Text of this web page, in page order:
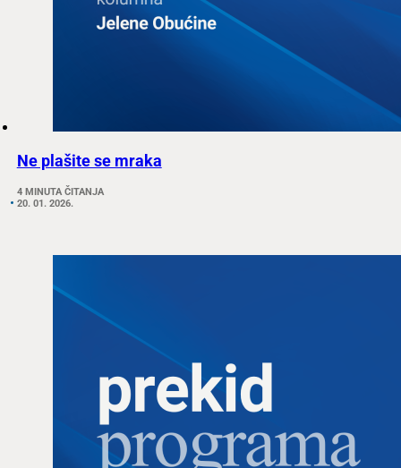
Ne plašite se mraka
4 MINUTA ČITANJA
20. 01. 2026.